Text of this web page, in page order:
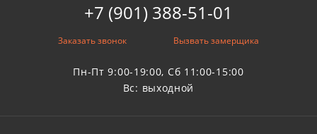
+7 (901) 388-51-01
Заказать звонок Вызвать замерщика
Пн-Пт 9:00-19:00, Сб 11:00-15:00
Вс: выходной